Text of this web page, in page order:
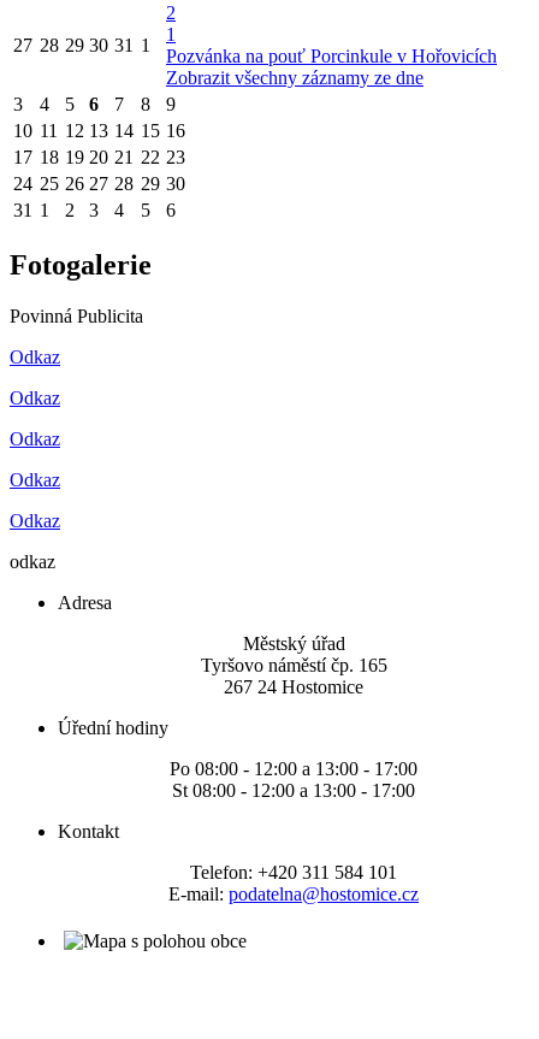
27 28 29 30 31 1
2
1
Pozvánka na pouť Porcinkule v Hořovicích
Zobrazit všechny záznamy ze dne
3
4 5 6 7 8
9
10 11 12 13 14 15 16
17 18 19 20 21 22 23
24 25 26 27 28 29 30
31 1 2 3 4 5 6
Fotogalerie
Povinná Publicita
Odkaz
Odkaz
Odkaz
Odkaz
Odkaz
odkaz
Adresa
Městský úřad
Tyršovo náměstí čp. 165
267 24 Hostomice
Úřední hodiny
Po 08:00 - 12:00 a 13:00 - 17:00
St 08:00 - 12:00 a 13:00 - 17:00
Kontakt
Telefon: +420 311 584 101
E-mail: podatelna@hostomice.cz